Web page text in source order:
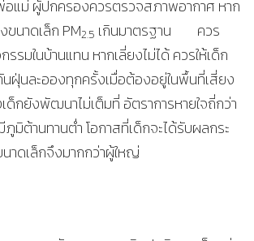
อแม่ ผู้ปกครองควรตรวจสภาพอากาศ หาก
นาดเล็ก PM2.5 เกินมาตรฐาน ควร
รรมในบ้านแทน หากเลี่ยงไม่ได้ ควรให้เด็ก
ฝุ่นละอองทุกครั้งเมื่อต้องอยู่ในพื้นที่เสี่ยง
ด็กยังพัฒนาไม่เต็มที่ อัตราการหายใจถี่กว่า
มิต้านทานต่ำ โอกาสที่เด็กจะได้รับผลกระ
าดเล็กจึงมากกว่าผู้ใหญ่